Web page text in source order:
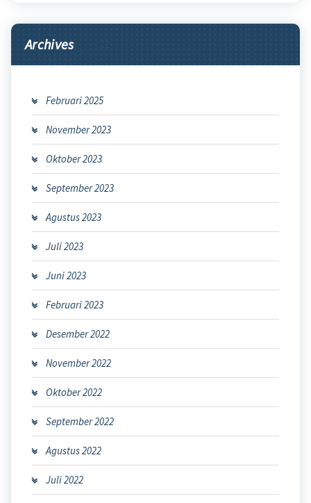
Archives
Februari 2025
November 2023
Oktober 2023
September 2023
Agustus 2023
Juli 2023
Juni 2023
Februari 2023
Desember 2022
November 2022
Oktober 2022
September 2022
Agustus 2022
Juli 2022